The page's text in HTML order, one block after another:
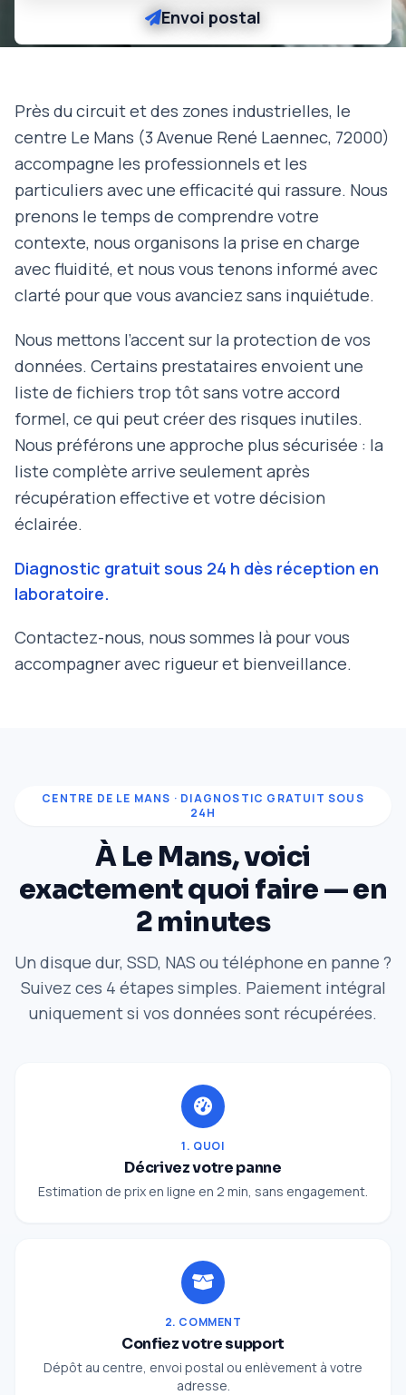
Envoi postal
Près du circuit et des zones industrielles, le
centre Le Mans (3 Avenue René Laennec, 72000)
accompagne les professionnels et les
particuliers avec une efficacité qui rassure. Nous
prenons le temps de comprendre votre
contexte, nous organisons la prise en charge
avec fluidité, et nous vous tenons informé avec
clarté pour que vous avanciez sans inquiétude.
Nous mettons l’accent sur la protection de vos
données. Certains prestataires envoient une
liste de fichiers trop tôt sans votre accord
formel, ce qui peut créer des risques inutiles.
Nous préférons une approche plus sécurisée : la
liste complète arrive seulement après
récupération effective et votre décision
éclairée.
Diagnostic gratuit sous 24 h dès réception en
laboratoire.
Contactez-nous, nous sommes là pour vous
accompagner avec rigueur et bienveillance.
CENTRE DE LE MANS · DIAGNOSTIC GRATUIT SOUS
24H
À Le Mans, voici
exactement quoi faire — en
2 minutes
Un disque dur, SSD, NAS ou téléphone en panne ?
Suivez ces 4 étapes simples. Paiement intégral
uniquement si vos données sont récupérées.
1. QUOI
Décrivez votre panne
Estimation de prix en ligne en 2 min, sans engagement.
2. COMMENT
Confiez votre support
Dépôt au centre, envoi postal ou enlèvement à votre
adresse.